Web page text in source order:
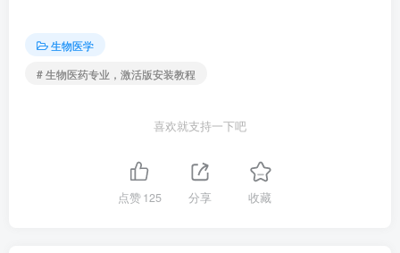
生物医学
# 生物医药专业，激活版安装教程
喜欢就支持一下吧
点赞125 分享 收藏